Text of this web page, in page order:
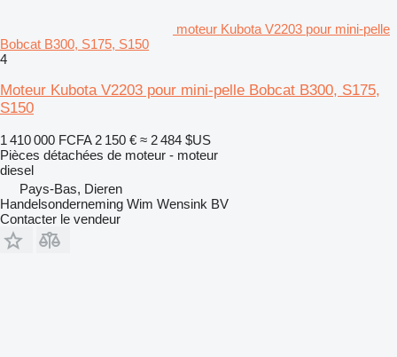
moteur Kubota V2203 pour mini-pelle
Bobcat B300, S175, S150
4
Moteur Kubota V2203 pour mini-pelle Bobcat B300, S175,
S150
1 410 000 FCFA 2 150 € ≈ 2 484 $US
Pièces détachées de moteur - moteur
diesel
Pays-Bas, Dieren
Handelsonderneming Wim Wensink BV
Contacter le vendeur